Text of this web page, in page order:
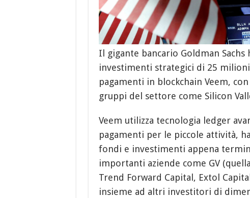
Il gigante bancario Goldman
investimenti strategici di 25
pagamenti in blockchain Veem,
gruppi del settore come Silicon
Veem utilizza tecnologia ledger
pagamenti per le piccole attività,
fondi e investimenti appena
importanti aziende come GV
Trend Forward Capital, Extol
insieme ad altri investitori di